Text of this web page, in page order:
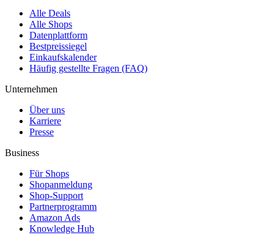
Alle Deals
Alle Shops
Datenplattform
Bestpreissiegel
Einkaufskalender
Häufig gestellte Fragen (FAQ)
Unternehmen
Über uns
Karriere
Presse
Business
Für Shops
Shopanmeldung
Shop-Support
Partnerprogramm
Amazon Ads
Knowledge Hub